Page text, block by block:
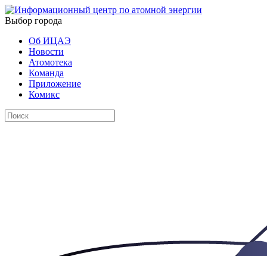
Выбор города
Об ИЦАЭ
Новости
Атомотека
Команда
Приложение
Комикс